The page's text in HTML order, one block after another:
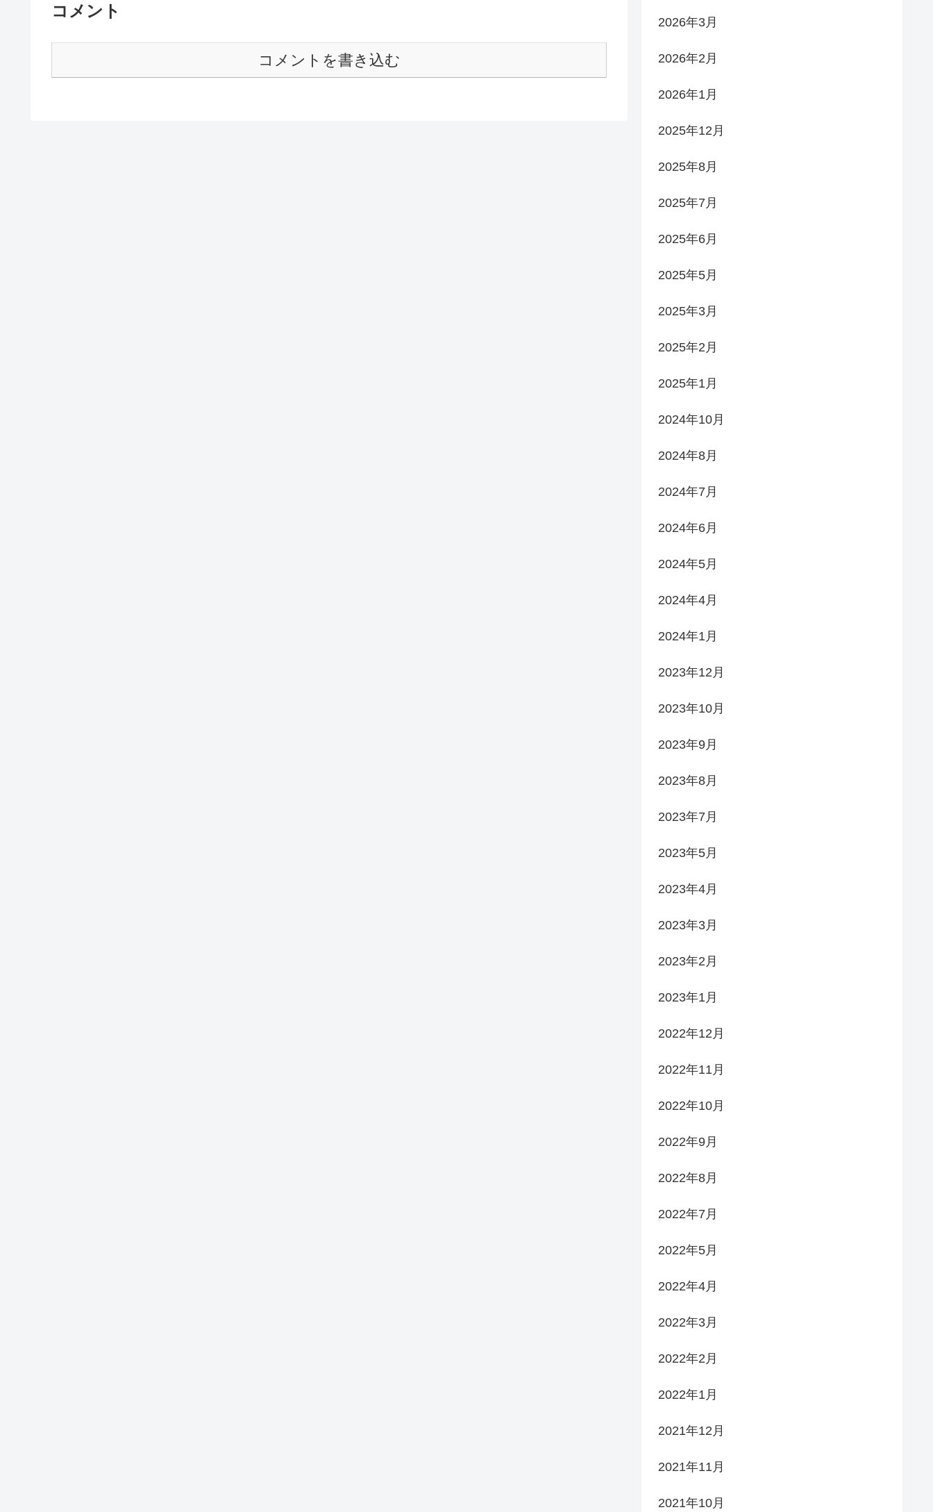
コメント
コメントを書き込む
2026年3月
2026年2月
2026年1月
2025年12月
2025年8月
2025年7月
2025年6月
2025年5月
2025年3月
2025年2月
2025年1月
2024年10月
2024年8月
2024年7月
2024年6月
2024年5月
2024年4月
2024年1月
2023年12月
2023年10月
2023年9月
2023年8月
2023年7月
2023年5月
2023年4月
2023年3月
2023年2月
2023年1月
2022年12月
2022年11月
2022年10月
2022年9月
2022年8月
2022年7月
2022年5月
2022年4月
2022年3月
2022年2月
2022年1月
2021年12月
2021年11月
2021年10月